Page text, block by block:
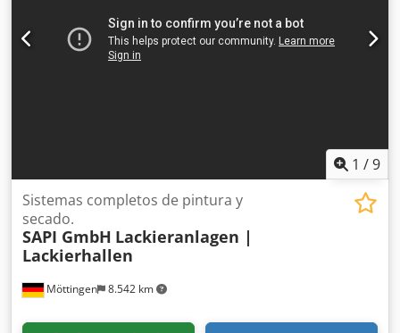
durante el proceso de pintura en su tejido. Gracias a la
estructura modular, las láminas filtrantes pueden
reemplazarse fácilmente. Dimensiones (alto x ancho x
1 /9
Möttingen 8.542 km
Sistemas completos de pintura y
secado.
SAPI GmbH Lackieranlagen |
Lackierhallen